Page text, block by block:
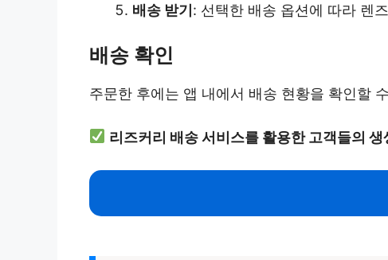
배송 받기: 선택한 배송 옵션에 따라 렌
배송 확인
주문한 후에는 앱 내에서 배송 현황을 확인할
리즈커리 배송 서비스를 활용한 고객들의